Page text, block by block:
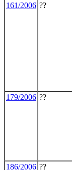
161/2006 ??
179/2006 ??
186/2006 ??